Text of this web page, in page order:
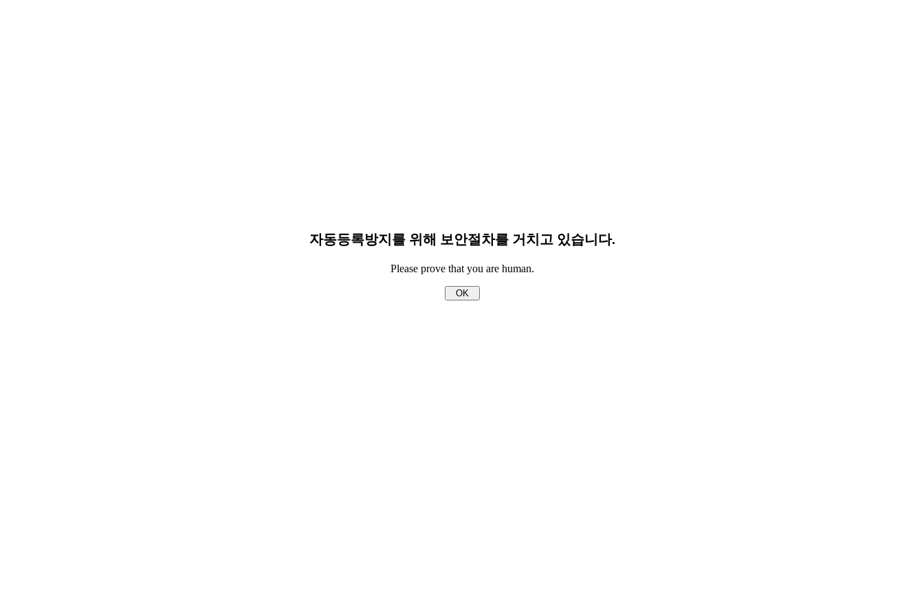
자동등록방지를 위해 보안절차를 거치고 있습니다.
Please prove that you are human.